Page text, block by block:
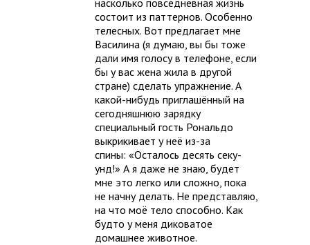
состоит из паттернов. Особенно
телесных. Вот предлагает мне
Василина (я думаю, вы бы тоже
дали имя голосу в телефоне, если
бы у вас жена жила в другой
стране) сделать упражнение. А
какой-нибудь приглашённый на
сегодняшнюю зарядку
специальный гость Рональдо
выкрикивает у неё из-за
спины: «Осталось десять секу-
унд!» А я даже не знаю, будет
мне это легко или сложно, пока
не начну делать. Не представляю,
на что моё тело способно. Как
будто у меня диковатое
домашнее животное.